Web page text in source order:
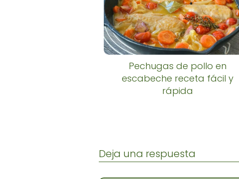
Pechugas de pollo en
escabeche receta fácil y
rápida
Deja una respuesta